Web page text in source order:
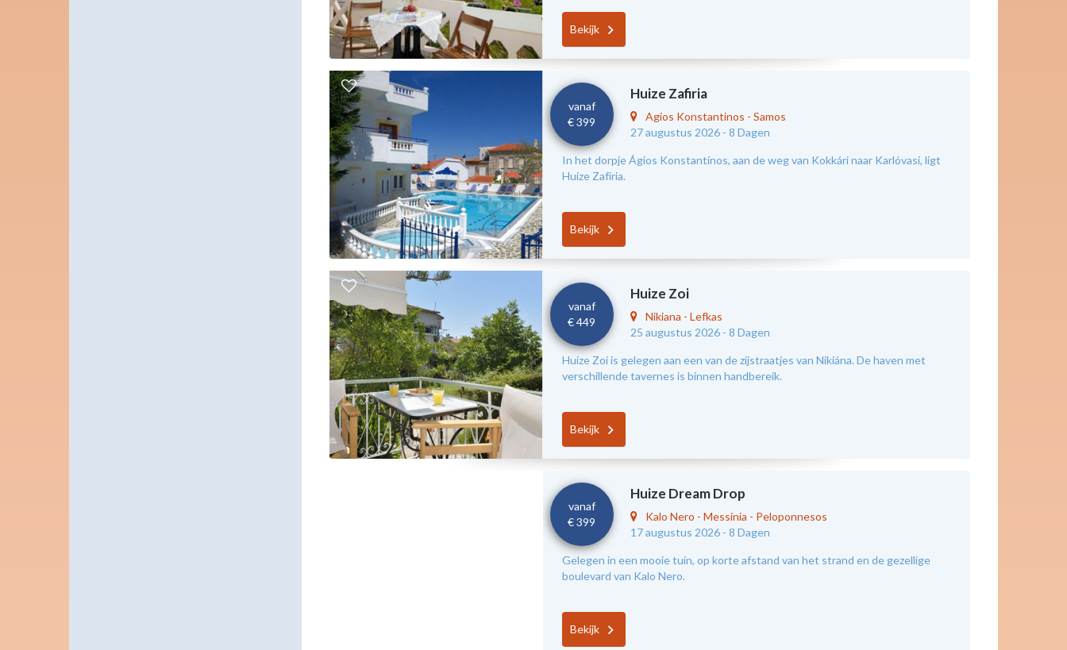
Bekijk
vanaf
€ 399
Huize Zafiria
Agios Konstantinos -Samos
27 augustus 2026 -8 Dagen
In het dorpje Ágios Konstantínos, aan de weg van Kokkári naar Karlóvasi, ligt
Huize Zafíria.
Bekijk
vanaf
€ 449
Huize Zoi
Nikiana -Lefkas
25 augustus 2026 -8 Dagen
Huize Zoí is gelegen aan een van de zijstraatjes van Nikiána. De haven met
verschillende tavernes is binnen handbereik.
Bekijk
vanaf
€ 399
Huize Dream Drop
Kalo Nero -Messinia - Peloponnesos
17 augustus 2026 -8 Dagen
Gelegen in een mooie tuin, op korte afstand van het strand en de gezellige
boulevard van Kalo Nero.
Bekijk